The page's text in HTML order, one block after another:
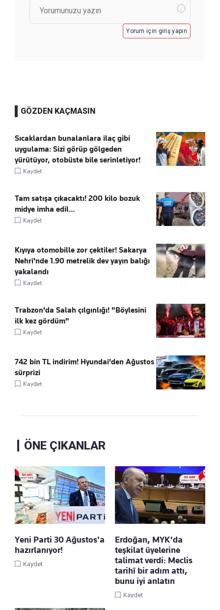
Yorum için giriş yapın
GÖZDEN KAÇMASIN
Sıcaklardan bunalanlara ilaç gibi
uygulama: Sizi görüp gölgeden
yürütüyor, otobüste bile serinletiyor!
Kaydet
Tam satışa çıkacaktı! 200 kilo bozuk
midye imha edil...
Kaydet
Kıyıya otomobille zor çektiler! Sakarya
Nehri'nde 1.90 metrelik dev yayın balığı
yakalandı
Kaydet
Trabzon'da Salah çılgınlığı! "Böylesini
ilk kez gördüm"
Kaydet
742 bin TL indirim! Hyundai'den Ağustos
sürprizi
Kaydet
ÖNE ÇIKANLAR
Yeni Parti 30 Ağustos'a
hazırlanıyor!
Kaydet
Erdoğan, MYK'da
teşkilat üyelerine
talimat verdi: Meclis
tarihî bir adım attı,
bunu iyi anlatın
Kaydet